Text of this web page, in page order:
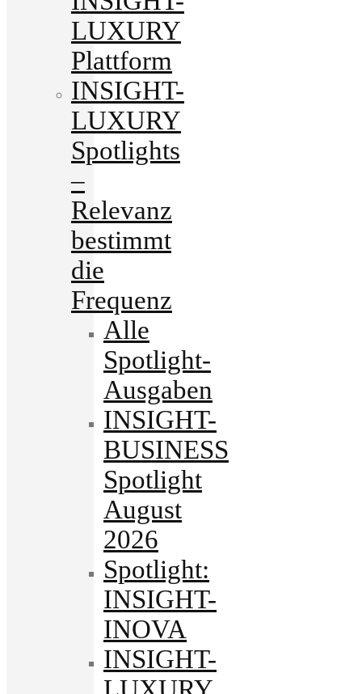
LUXURY
Plattform
INSIGHT-
LUXURY
Spotlights
–
Relevanz
bestimmt
die
Frequenz
Alle
Spotlight-
Ausgaben
INSIGHT-
BUSINESS
Spotlight
August
2026
Spotlight:
INSIGHT-
INOVA
INSIGHT-